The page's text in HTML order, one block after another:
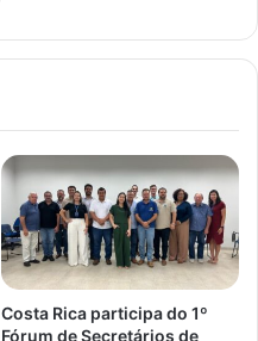
Costa Rica participa do 1º
Fórum de Secretários de